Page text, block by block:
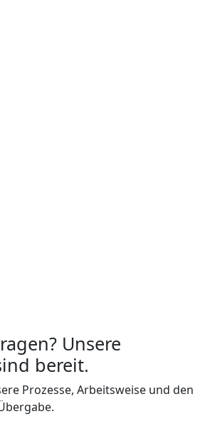
Unsere
bereit.
Prozesse, Arbeitsweise und den